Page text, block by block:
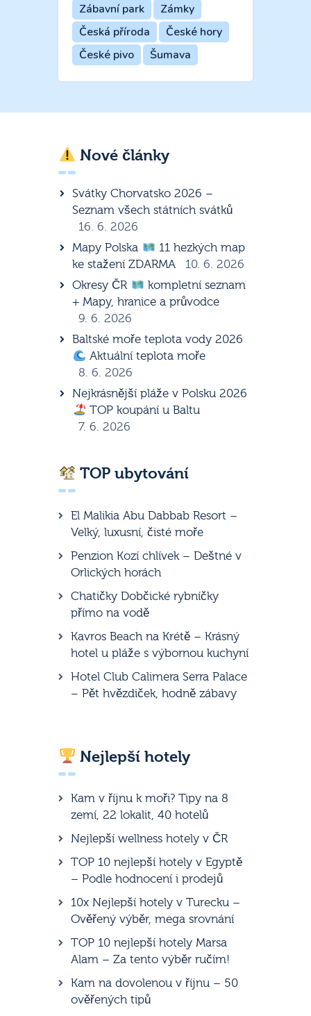
Zábavní park
Zámky
Česká příroda
České hory
České pivo
Šumava
Nové články
Svátky Chorvatsko 2026 –
Seznam všech státních svátků
16. 6. 2026
Mapy Polska
11 hezkých map
ke stažení ZDARMA
10. 6. 2026
Okresy ČR
kompletní seznam
+ Mapy, hranice a průvodce
9. 6. 2026
Baltské moře teplota vody 2026
Aktuální teplota moře
8. 6. 2026
Nejkrásnější pláže v Polsku 2026
TOP koupání u Baltu
7. 6. 2026
TOP ubytování
El Malikia Abu Dabbab Resort –
Velký, luxusní, čisté moře
Penzion Kozí chlívek – Deštné v
Orlických horách
Chatičky Dobčické rybníčky
přímo na vodě
Kavros Beach na Krétě – Krásný
hotel u pláže s výbornou kuchyní
Hotel Club Calimera Serra Palace
– Pět hvězdiček, hodně zábavy
Nejlepší hotely
Kam v říjnu k moři? Tipy na 8
zemí, 22 lokalit, 40 hotelů
Nejlepší wellness hotely v ČR
TOP 10 nejlepší hotely v Egyptě
– Podle hodnocení i prodejů
10x Nejlepší hotely v Turecku –
Ověřený výběr, mega srovnání
TOP 10 nejlepší hotely Marsa
Alam – Za tento výběr ručím!
Kam na dovolenou v říjnu – 50
ověřených tipů